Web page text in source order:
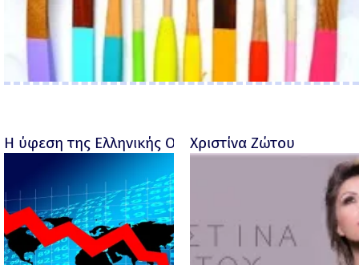
Η ύφεση της Ελληνικής Οικονομίας - Ροσέτος
Χριστίνα Ζώτου